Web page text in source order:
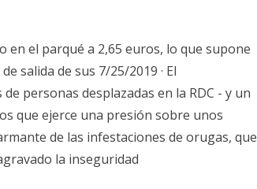
en el parqué a 2,65 euros, lo que supone
salida de sus 7/25/2019 · El
personas desplazadas en la RDC - y un
que ejerce una presión sobre unos
de las infestaciones de orugas, que
la inseguridad